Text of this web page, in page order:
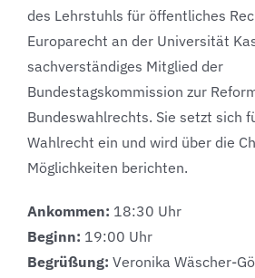
des Lehrstuhls für öffentliches
Europarecht an der Universität
sachverständiges Mitglied der
Bundestagskommission zur
Bundeswahlrechts. Sie setzt sich
Wahlrecht ein und wird über die
Möglichkeiten berichten.
Ankommen: 18:30 Uhr
Beginn: 19:00 Uhr
Begrüßung: Veronika Wäscher-